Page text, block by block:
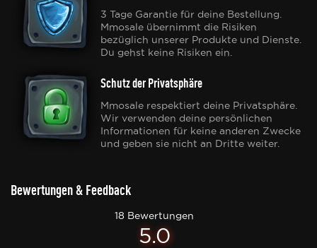
3 Tage Garantie für deine Bestellung.
Mmosale übernimmt die Risiken
bezüglich unserer Produkte und Dienste.
Du gehst keine Risiken ein.
Schutz der Privatsphäre
Mmosale respektiert deine Privatsphäre.
Wir verwenden deine persönlichen
Informationen für keine anderen Zwecke
und geben sie nicht an Dritte weiter.
Bewertungen & Feedback
18 Bewertungen
5.0